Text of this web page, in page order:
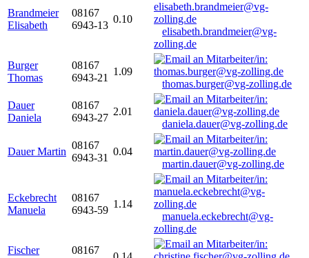
Brandmeier
Elisabeth
08167
6943-13
0.10
elisabeth.brandmeier@vg-
zolling.de
Burger
Thomas
08167
6943-21
1.09
thomas.burger@vg-zolling.de
Dauer
Daniela
08167
6943-27
2.01
daniela.dauer@vg-zolling.de
Dauer Martin
08167
6943-31
0.04
martin.dauer@vg-zolling.de
Eckebrecht
Manuela
08167
6943-59
1.14
manuela.eckebrecht@vg-
zolling.de
Fischer
08167